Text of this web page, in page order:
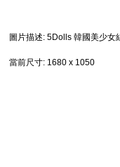
圖片描述: 5Dolls 韓國美少女
當前尺寸: 1680 x 1050